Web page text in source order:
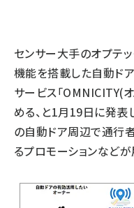
センサー大手のオプテ
機能を搭載した自動ド
サービス「OMNICITY(
める、と1月19日に発表
の自動ドア周辺で通行
るプロモーションなどが